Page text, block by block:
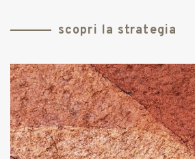
scopri la strategia